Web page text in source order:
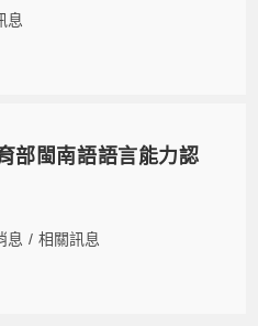
息
部閩南語語言能力認
息 / 相關訊息